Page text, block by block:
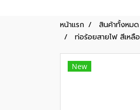
หน้าแรก สินค้าทั้งหมด
ท่อร้อยสายไฟ สีเห
New